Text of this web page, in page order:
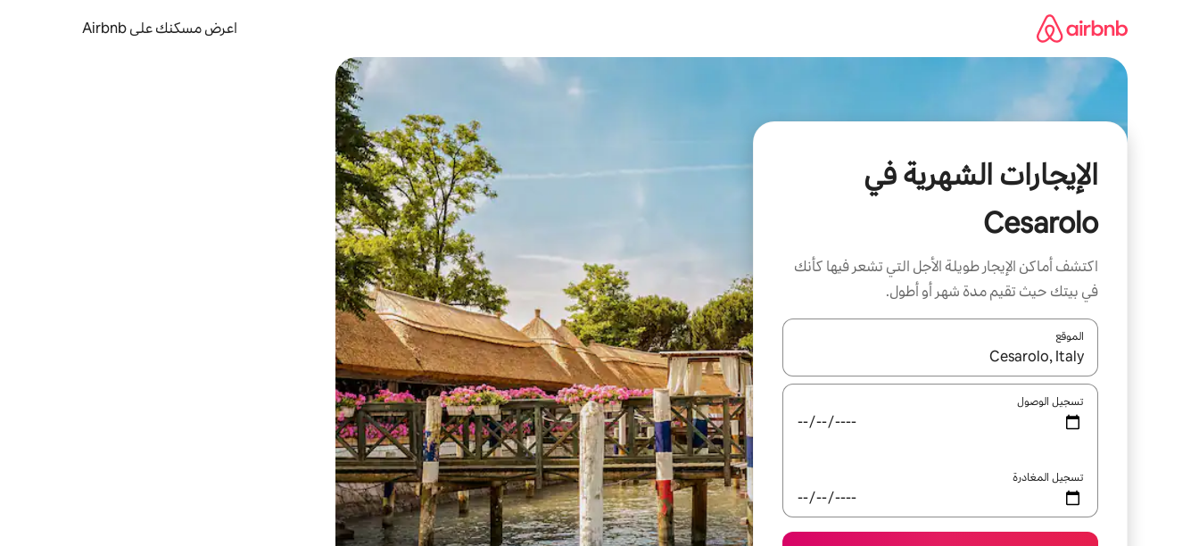
اعرض مسكنك على Airbnb
الإيجارات الشهرية في
Cesarolo
اكتشف أماكن الإيجار طويلة الأجل التي تشعر فيها كأنك
في بيتك حيث تقيم مدة شهر أو أطول.
الموقع
عند توفر النتائج، انتقل باستخدام السهمين لأعلى ولأسفل أو استكشف عن طريق اللمس أو السحب.
تسجيل الوصول
تسجيل المغادرة